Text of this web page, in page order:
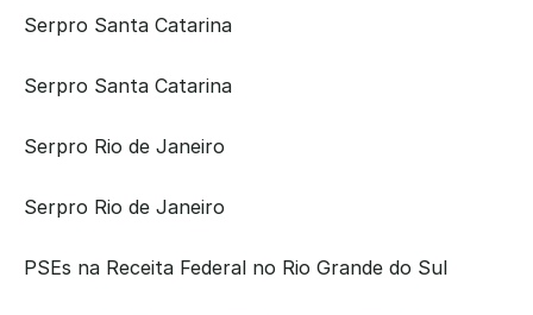
Serpro Santa Catarina
Serpro Santa Catarina
Serpro Rio de Janeiro
Serpro Rio de Janeiro
PSEs na Receita Federal no Rio Grande do Sul